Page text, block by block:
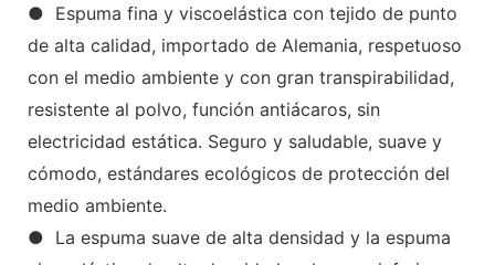
● Espuma fina y viscoelástica con tejido de punto
de alta calidad, importado de Alemania, respetuoso
con el medio ambiente y con gran transpirabilidad,
resistente al polvo, función antiácaros, sin
electricidad estática. Seguro y saludable, suave y
cómodo, estándares ecológicos de protección del
medio ambiente.
● La espuma suave de alta densidad y la espuma